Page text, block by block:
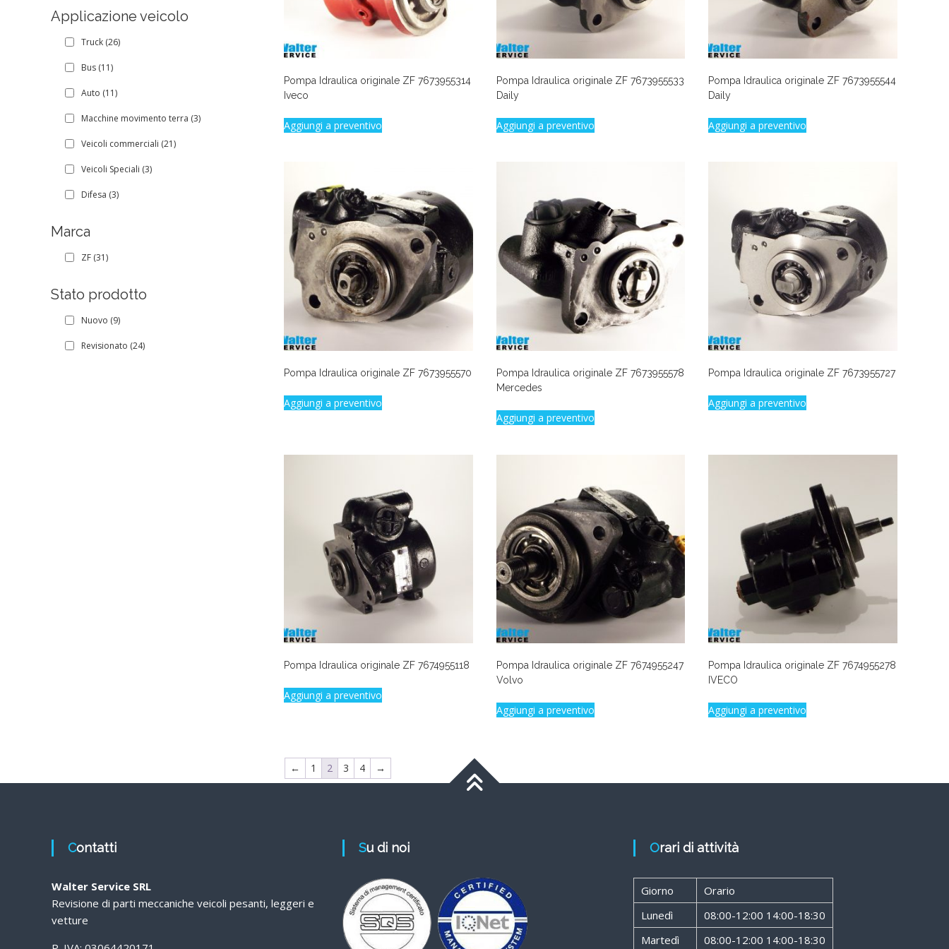
Pompa Idraulica originale ZF 7673955314
Iveco
Aggiungi a preventivo
Pompa Idraulica originale ZF 7673955533
Daily
Aggiungi a preventivo
Pompa Idraulica originale ZF 7673955544
Daily
Aggiungi a preventivo
Pompa Idraulica originale ZF 7673955570
Aggiungi a preventivo
Pompa Idraulica originale ZF 7673955578
Mercedes
Aggiungi a preventivo
Pompa Idraulica originale ZF 7673955727
Aggiungi a preventivo
Pompa Idraulica originale ZF 7674955118
Aggiungi a preventivo
Pompa Idraulica originale ZF 7674955247
Volvo
Aggiungi a preventivo
Pompa Idraulica originale ZF 7674955278
IVECO
Aggiungi a preventivo
← 1 2 3 4 →
Applicazione veicolo
Truck (26)
Bus (11)
Auto (11)
Macchine movimento terra (3)
Veicoli commerciali (21)
Veicoli Speciali (3)
Difesa (3)
Marca
ZF (31)
Stato prodotto
Nuovo (9)
Revisionato (24)
Contatti
Walter Service SRL
Revisione di parti meccaniche veicoli pesanti, leggeri e
vetture
Su di noi Orari di attività
Giorno
Orario
Lunedì
08:00-12:00 14:00-18:30
Martedì
08:00-12:00 14:00-18:30